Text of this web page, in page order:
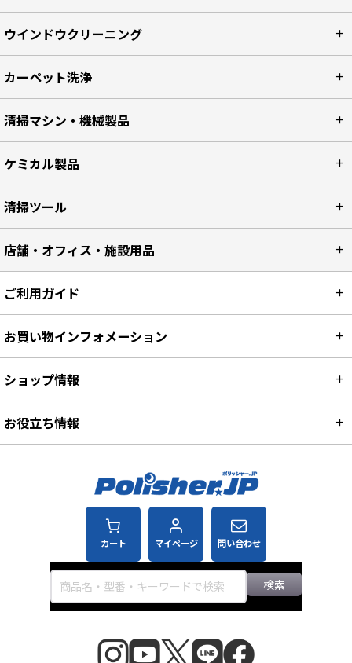
ウインドウクリーニング
カーペット洗浄
清掃マシン・機械製品
ケミカル製品
清掃ツール
店舗・オフィス・施設用品
カート マイページ 問い合わせ
検索
ご利用ガイド
お買い物インフォメーション
ショップ情報
お役立ち情報